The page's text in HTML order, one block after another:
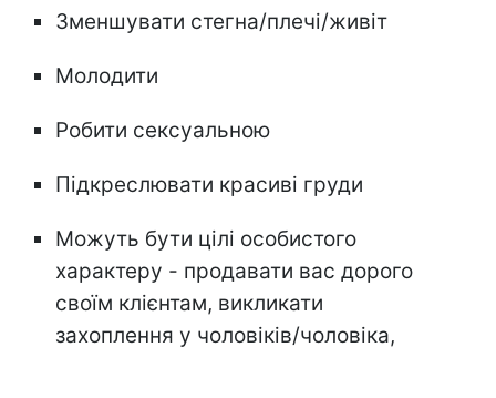
Зменшувати стегна/плечі/живіт
Молодити
Робити сексуальною
Підкреслювати красиві груди
Можуть бути цілі особистого
характеру - продавати вас дорого
своїм клієнтам, викликати
захоплення у чоловіків/чоловіка,